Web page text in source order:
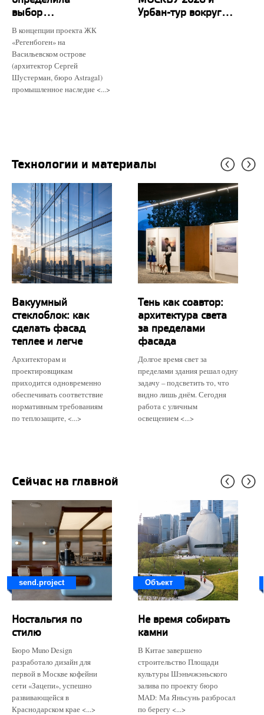
выбор...
В концепции проекта ЖК
«Регенбоген» на
Васильевском острове
(архитектор Сергей
Шустерман, бюро Astragal)
промышленное наследие <...>
Урбан-тур вокруг...
Технологии и материалы
Вакуумный
стеклоблок: как
сделать фасад
теплее и легче
Архитекторам и
проектировщикам
приходится одновременно
обеспечивать соответствие
нормативным требованиям
по теплозащите, <...>
Тень как соавтор:
архитектура света
за пределами
фасада
Долгое время свет за
пределами здания решал одну
задачу – подсветить то, что
видно лишь днём. Сегодня
работа с уличным
освещением <...>
Сейчас на главной
send.project
Ностальгия по
стилю
Бюро Muno Design
разработало дизайн для
первой в Москве кофейни
сети «Зацепи», успешно
развивающейся в
Краснодарском крае <...>
Объект
Не время собирать
камни
В Китае завершено
строительство Площади
культуры Шэньчжэньского
залива по проекту бюро
MAD: Ма Яньсунь разбросал
по берегу <...>